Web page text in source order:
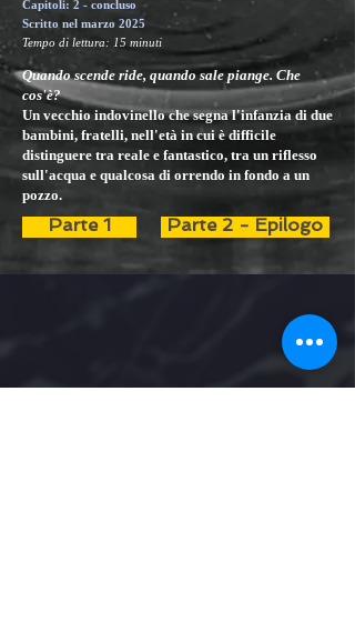
Capitoli: 2 - concluso
Scritto nel marzo 2025
Tempo di lettura: 15 minuti
Quando scende ride, quando sale piange. Che
cos'è?
Un vecchio indovinello che segna l'infanzia di due
bambini, fratelli, nell'età in cui è difficile
distinguere tra reale e fantastico, tra un riflesso
sull'acqua e qualcosa di orrendo in fondo a un
pozzo.
Parte 1 Parte 2 - Epilogo